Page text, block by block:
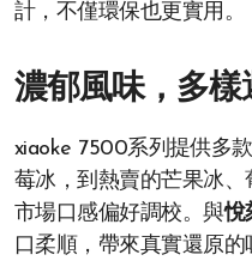
計，不僅環保也更實用。
濃郁風味，多樣
xiaoke 7500系列提供多
莓冰，到熱賣的芒果冰
市場口感偏好調校。與悅
口柔順，帶來真實還原的